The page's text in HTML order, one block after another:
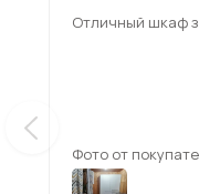
Отличный шкаф
Фото от